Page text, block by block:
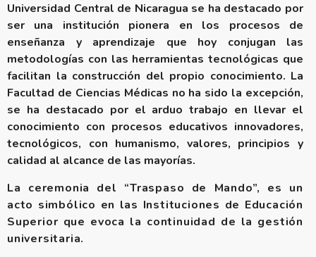
Universidad Central de Nicaragua se ha destacado por
ser una institución pionera en los procesos de
enseñanza y aprendizaje que hoy conjugan las
metodologías con las herramientas tecnológicas que
facilitan la construcción del propio conocimiento. La
Facultad de Ciencias Médicas no ha sido la excepción,
se ha destacado por el arduo trabajo en llevar el
conocimiento con procesos educativos innovadores,
tecnológicos, con humanismo, valores, principios y
calidad al alcance de las mayorías.
La ceremonia del “Traspaso de Mando”, es un
acto simbólico en las Instituciones de Educación
Superior que evoca la continuidad de la gestión
universitaria.